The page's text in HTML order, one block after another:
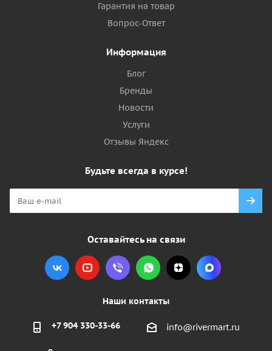
Гарантия на товар
Вопрос-Ответ
Информация
Блог
Бренды
Новости
Услуги
Отзывы Яндекс
Будьте всегда в курсе!
Оставайтесь на связи
Наши контакты
+7 904 330-33-66 info@rivermart.ru